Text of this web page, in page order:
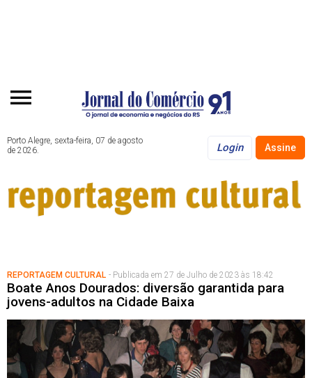
Porto Alegre, sexta-feira, 07 de agosto
de 2026.
Login Assine
REPORTAGEM CULTURAL - Publicada em 27 de Julho de 2023 às 18:42
Boate Anos Dourados: diversão garantida para
jovens-adultos na Cidade Baixa